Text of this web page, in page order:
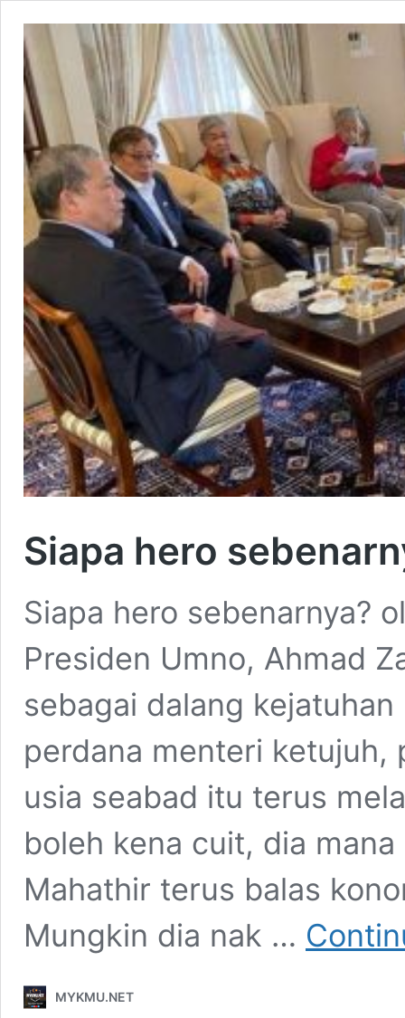
Siapa hero
Siapa hero sebenarnya?
Presiden Umno, Ahmad
sebagai dalang
perdana menteri ketujuh,
usia seabad itu terus
boleh kena cuit, dia
Mahathir terus balas
Mungkin dia nak …
MYKMU.NET